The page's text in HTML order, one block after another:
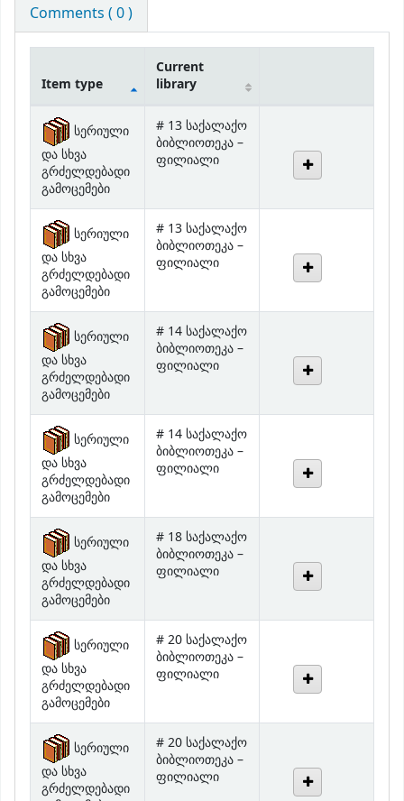
Holdings
library
და სხვა
გრძელდებადი
გამოცემები
ბიბლიოთეკა –
ფილიალი
სერიული
და სხვა
გრძელდებადი
გამოცემები
ბიბლიოთეკა –
ფილიალი
სერიული
და სხვა
გრძელდებადი
გამოცემები
ბიბლიოთეკა –
ფილიალი
სერიული
და სხვა
გრძელდებადი
გამოცემები
ბიბლიოთეკა –
ფილიალი
სერიული
და სხვა
გრძელდებადი
გამოცემები
ბიბლიოთეკა –
ფილიალი
სერიული
და სხვა
გრძელდებადი
გამოცემები
ბიბლიოთეკა –
ფილიალი
სერიული
და სხვა
გრძელდებადი
გამოცემები
ბიბლიოთეკა –
ფილიალი